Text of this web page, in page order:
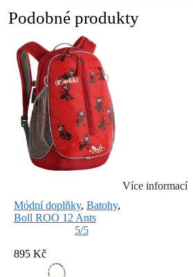
Podobné produkty
Více informací
Módní doplňky, Batohy,
Boll ROO 12 Ants
5/5
895 Kč